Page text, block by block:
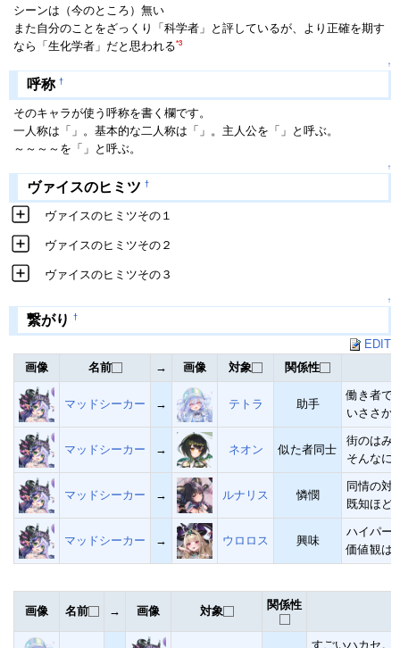
シーンは（今のところ）無い
また自分のことをざっくり「科学者」と評しているが、より正確を期す
なら「生化学者」だと思われる*3
↑
呼称 †
そのキャラが使う呼称を書く欄です。
一人称は「」。基本的な二人称は「」。主人公を「」と呼ぶ。
～～～～を「」と呼ぶ。
↑
ヴァイスのヒミツ †
ヴァイスのヒミツその１
ヴァイスのヒミツその２
ヴァイスのヒミツその３
↑
繋がり †
EDIT
画像
名前 → 画像 対象 関係性
マッドシーカー → テトラ 助手
働き者で
いささか
マッドシーカー → ネオン 似た者同士
街のはみ
そんなに
マッドシーカー → ルナリス 憐憫
同情の対
既知ほど
マッドシーカー → ウロロス 興味
ハイパー
価値観は
画像 名前 → 画像 対象 関係性
すごいハカセ。